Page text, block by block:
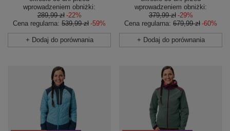
wprowadzeniem obniżki:
289,99 zł -22%
Cena regularna: 539,99 zł -59%
+ Dodaj do porównania
wprowadzeniem obniżki:
379,99 zł -29%
Cena regularna: 679,99 zł -60%
+ Dodaj do porównania